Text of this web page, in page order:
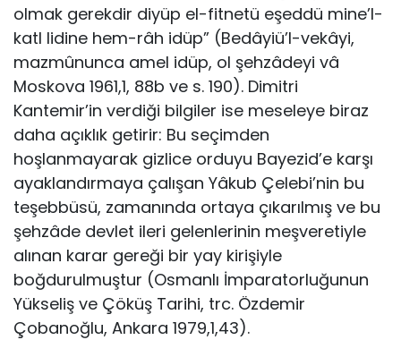
olmak gerekdir diyüp el-fitnetü eşeddü mine’l-
katl lidine hem-râh idüp” (Bedâyiü’l-vekâyi,
mazmûnunca amel idüp, ol şehzâdeyi vâ
Moskova 1961,1, 88b ve s. 190). Dimitri
Kantemir’in verdiği bilgiler ise meseleye biraz
daha açıklık getirir: Bu seçimden
hoşlanmayarak gizlice orduyu Bayezid’e karşı
ayaklandırmaya çalışan Yâkub Çelebi’nin bu
teşebbüsü, zamanında ortaya çıkarılmış ve bu
şehzâde devlet ileri gelenlerinin meşveretiyle
alınan karar gereği bir yay kirişiyle
boğdurulmuştur (Osmanlı İmparatorluğunun
Yükseliş ve Çöküş Tarihi, trc. Özdemir
Çobanoğlu, Ankara 1979,1,43).